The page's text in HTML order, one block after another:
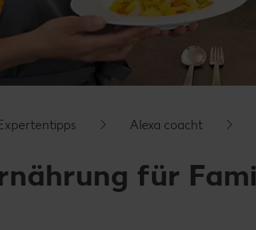
Expertentipps Alexa coacht
für